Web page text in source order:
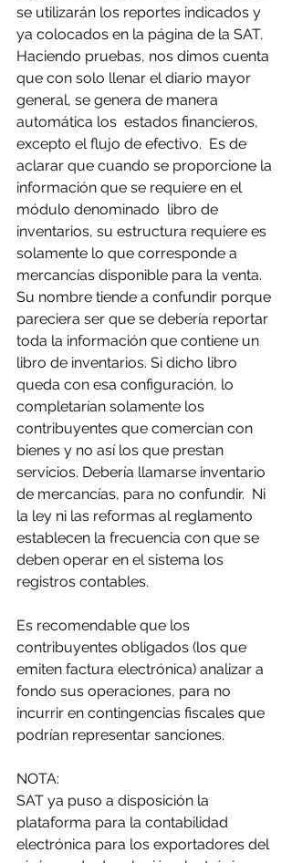
se utilizarán los reportes indicados y
ya colocados en la página de la SAT.
Haciendo pruebas, nos dimos cuenta
que con solo llenar el diario mayor
general, se genera de manera
automática los  estados financieros,
excepto el flujo de efectivo.  Es de
aclarar que cuando se proporcione la
información que se requiere en el
módulo denominado  libro de
inventarios, su estructura requiere es
solamente lo que corresponde a
mercancías disponible para la venta.
Su nombre tiende a confundir porque
pareciera ser que se debería reportar
toda la información que contiene un
libro de inventarios. Si dicho libro
queda con esa configuración, lo
completarían solamente los
contribuyentes que comercian con
bienes y no así los que prestan
servicios. Debería llamarse inventario
de mercancías, para no confundir.  Ni
la ley ni las reformas al reglamento
establecen la frecuencia con que se
deben operar en el sistema los
registros contables.
Es recomendable que los
contribuyentes obligados (los que
emiten factura electrónica) analizar a
fondo sus operaciones, para no
incurrir en contingencias fiscales que
podrían representar sanciones.
NOTA:
SAT ya puso a disposición la
plataforma para la contabilidad
electrónica para los exportadores del